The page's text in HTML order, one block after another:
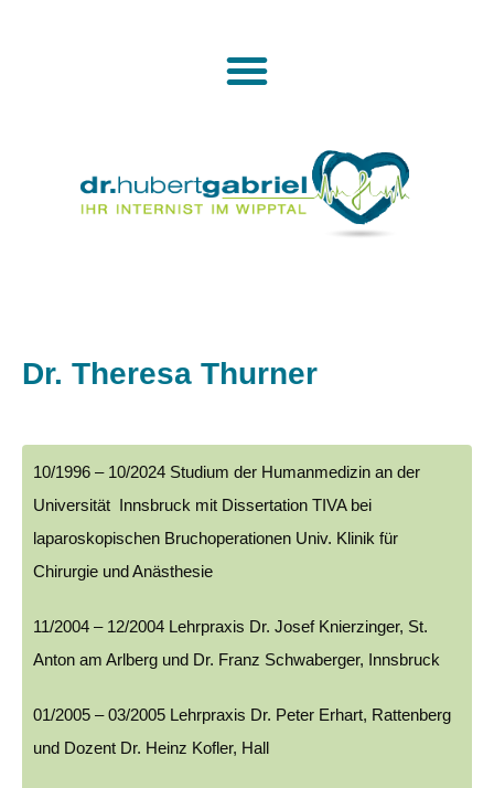
Dr. Theresa Thurner
10/1996 – 10/2024 Studium der Humanmedizin an der
Universität Innsbruck mit Dissertation TIVA bei
laparoskopischen Bruchoperationen Univ. Klinik für
Chirurgie und Anästhesie
11/2004 – 12/2004 Lehrpraxis Dr. Josef Knierzinger, St.
Anton am Arlberg und Dr. Franz Schwaberger, Innsbruck
01/2005 – 03/2005 Lehrpraxis Dr. Peter Erhart, Rattenberg
und Dozent Dr. Heinz Kofler, Hall